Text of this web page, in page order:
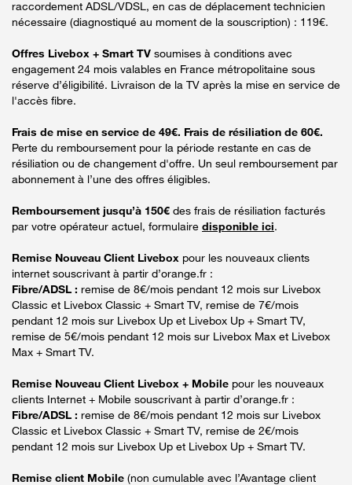
raccordement ADSL/VDSL, en cas de déplacement technicien
nécessaire (diagnostiqué au moment de la souscription) : 119€.
Offres Livebox + Smart TV soumises à conditions avec
engagement 24 mois valables en France métropolitaine sous
réserve d’éligibilité. Livraison de la TV après la mise en service de
l'accès fibre.
Frais de mise en service de 49€. Frais de résiliation de 60€.
Perte du remboursement pour la période restante en cas de
résiliation ou de changement d'offre. Un seul remboursement par
abonnement à l’une des offres éligibles.
Remboursement jusqu’à 150€ des frais de résiliation facturés
par votre opérateur actuel, formulaire disponible ici.
Remise Nouveau Client Livebox pour les nouveaux clients
internet souscrivant à partir d’orange.fr :
Fibre/ADSL : remise de 8€/mois pendant 12 mois sur Livebox
Classic et Livebox Classic + Smart TV, remise de 7€/mois
pendant 12 mois sur Livebox Up et Livebox Up + Smart TV,
remise de 5€/mois pendant 12 mois sur Livebox Max et Livebox
Max + Smart TV.
Remise Nouveau Client Livebox + Mobile pour les nouveaux
clients Internet + Mobile souscrivant à partir d’orange.fr :
Fibre/ADSL : remise de 8€/mois pendant 12 mois sur Livebox
Classic et Livebox Classic + Smart TV, remise de 2€/mois
pendant 12 mois sur Livebox Up et Livebox Up + Smart TV.
Remise client Mobile (non cumulable avec l’Avantage client